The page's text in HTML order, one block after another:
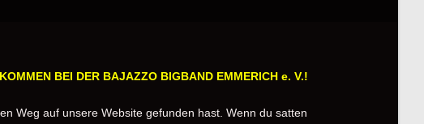
BEI DER BAJAZZO BIGBAND EMMERICH e. V.!
Weg auf unsere Website gefunden hast. Wenn du satten